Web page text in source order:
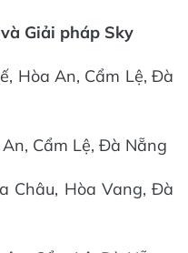
Giải pháp Sky
Hòa An, Cẩm Lệ, Đà
Cẩm Lệ, Đà Nẵng
Châu, Hòa Vang, Đà